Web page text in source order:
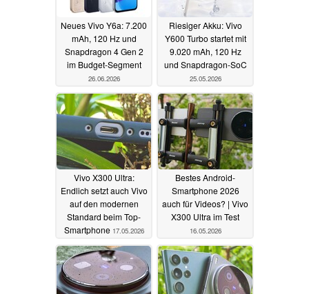
Neues Vivo Y6a: 7.200
mAh, 120 Hz und
Snapdragon 4 Gen 2
im Budget-Segment
26.06.2026
Riesiger Akku: Vivo
Y600 Turbo startet mit
9.020 mAh, 120 Hz
und Snapdragon-SoC
25.05.2026
Vivo X300 Ultra:
Endlich setzt auch Vivo
auf den modernen
Standard beim Top-
Smartphone 17.05.2026
Bestes Android-
Smartphone 2026
auch für Videos? | Vivo
X300 Ultra im Test
16.05.2026